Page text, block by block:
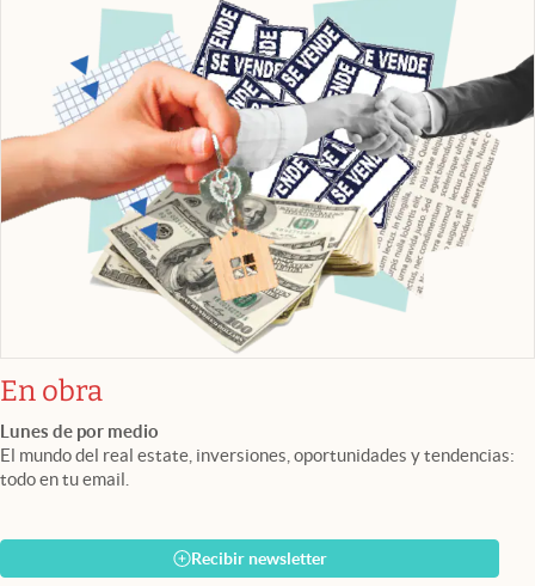
En obra
Lunes de por medio
El mundo del real estate, inversiones, oportunidades y tendencias:
todo en tu email.
Recibir newsletter